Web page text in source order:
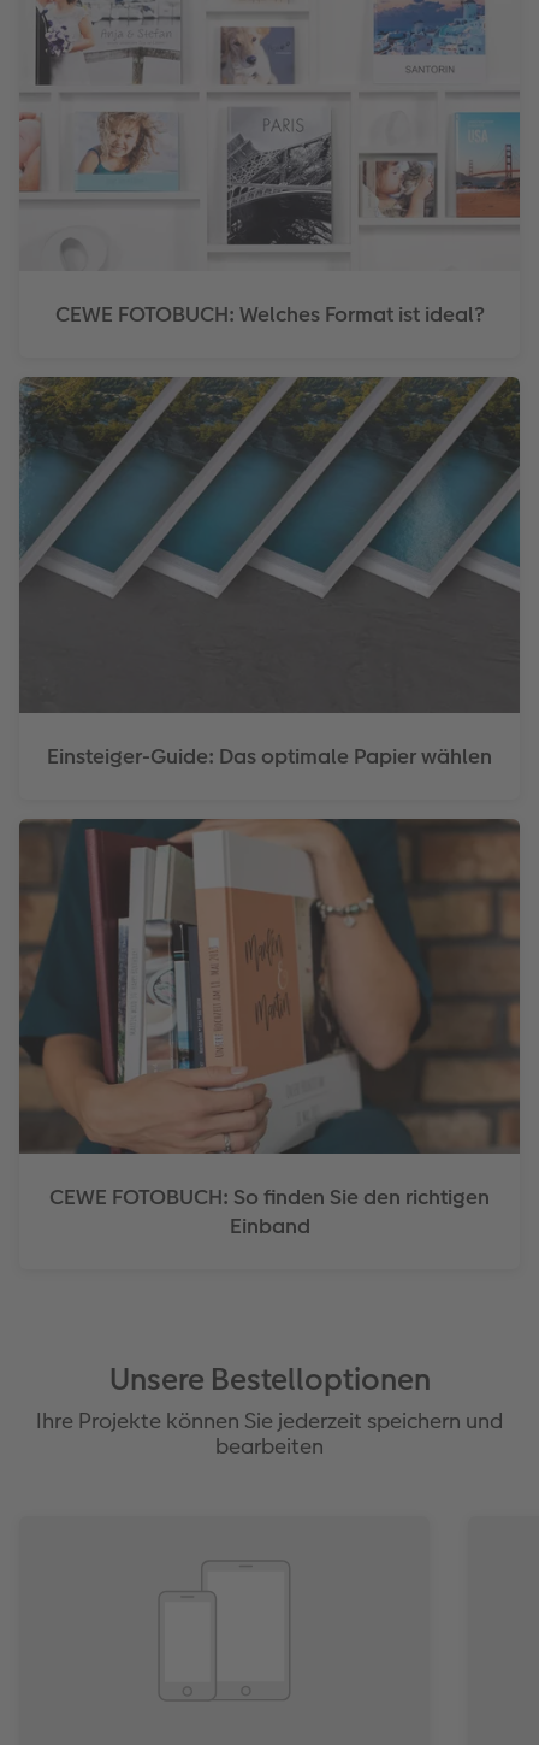
CEWE FOTOBUCH: Welches Format ist ideal?
Einsteiger-Guide: Das optimale Papier wählen
CEWE FOTOBUCH: So finden Sie den richtigen
Einband
Unsere Bestelloptionen
Ihre Projekte können Sie jederzeit speichern und
bearbeiten